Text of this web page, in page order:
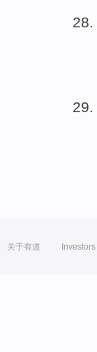
关于有道 Investors